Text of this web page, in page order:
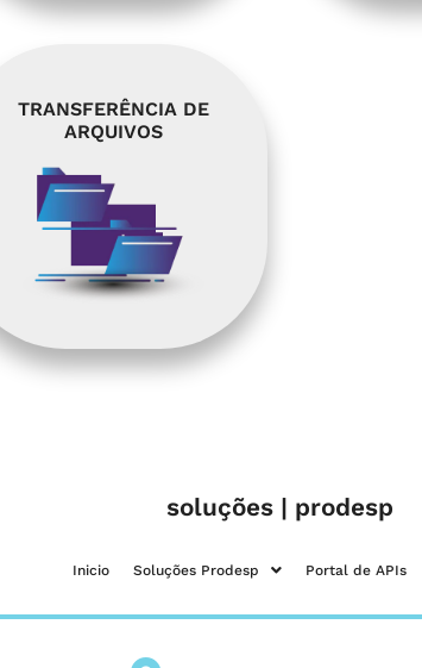
TRANSFERÊNCIA DE
ARQUIVOS
soluções | prodesp
Inicio Soluções Prodesp Portal de APIs